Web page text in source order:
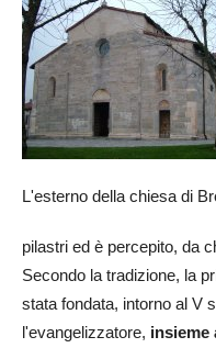
L'esterno della chiesa di
pilastri ed è percepito, da
Secondo la tradizione, la
stata fondata, intorno al V
l'evangelizzatore, insieme